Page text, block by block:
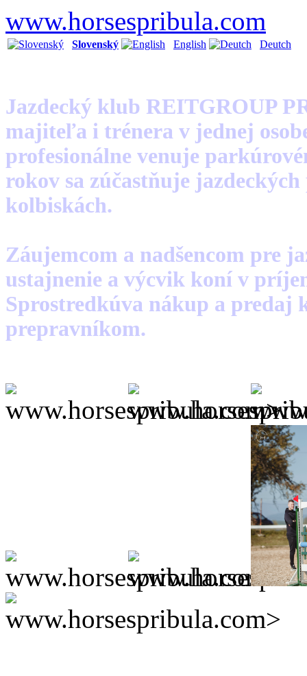
www.horsespribula.com
Slovenský English Deutch
Jazdecký klub REITGROUP
majiteľa i trénera v jednej
profesionálne venuje
rokov sa zúčastňuje
kolbiskách.
Záujemcom a nadšencom pre
ustajnenie a výcvik koní v
Sprostredkúva nákup a predaj
prepravníkom.